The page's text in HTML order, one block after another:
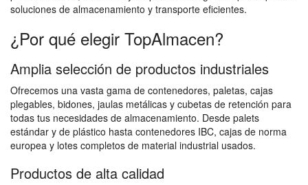
soluciones de almacenamiento y transporte eficientes.
¿Por qué elegir TopAlmacen?
Amplia selección de productos industriales
Ofrecemos una vasta gama de contenedores, paletas, cajas
plegables, bidones, jaulas metálicas y cubetas de retención para
todas tus necesidades de almacenamiento. Desde palets
estándar y de plástico hasta contenedores IBC, cajas de norma
europea y lotes completos de material industrial usados.
Productos de alta calidad